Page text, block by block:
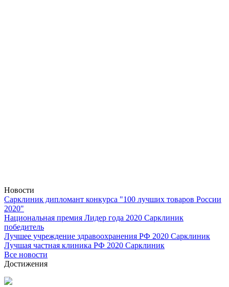
Новости
Сарклиник дипломант конкурса "100 лучших товаров России
2020"
Национальная премия Лидер года 2020 Сарклиник
победитель
Лучшее учреждение здравоохранения РФ 2020 Сарклиник
Лучшая частная клиника РФ 2020 Сарклиник
Все новости
Достижения